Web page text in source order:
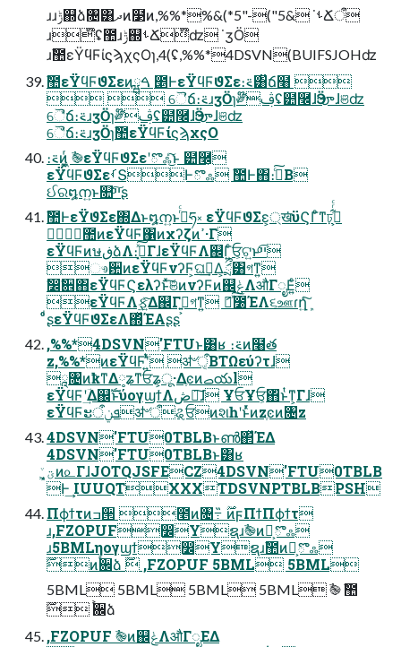
ɹɹݱ஍ձ৔͸ދͷ໳ͷ,%%*%&(*5"-("5& ˙ࢀՃऀ
ɹ໊ʢ಺ɹݱ஍ࢀՃ໊ʣ ˙ӡӦ
ɹࣾ಺εΫϥϜίϛϡχςΟɿ,4(ʢ,%%*4DSVN(BUIFSJOHʣ
ࣾ಺εΫϥϜϑΣεͷྺ࢙ ࠓ೥ͰεΫϥϜϑΣε։࠵͸̏ճ໨ 
  ୈ̍ճ։࠵ɹӡӦɿ༗ࢤ໊ʢ๺࿬ɺӬౡɺଞʣ
ୈ̎ճ։࠵ɹӡӦɿ༗ࢤ໊ʢ๺࿬ɺӬౡɺଞʣ
ୈ̏ճ։࠵ɹӡӦɿࣾ಺εΫϥϜίϛϡχςΟ
։࠵ͷ͖͔͚ͬ ࣾ֎εΫϥϜϑΣεʹొஃͨ͜͠ͱ ๺࿬͕
εΫϥϜϑΣεࡾՏͰొஃ ࣾ಺Ͱ΋։࠵ͨ͠Β
ઈର໘ന͍ͱ௚ײͨ͠ʂ
ࣾ಺ͰεΫϑΣε΍Δͱ໘ന͍ͱࢥͬͨཧ༝ εΫϥϜϑΣε্͕ख͘ϋϚΓͦ͏ͳঢ়گ͕͋ͬͨ
ࣾ಺ͷεΫϥϜ΁ͷχʔζͷߴ·Γ
εΫϥϜͷษڧձΛ։࠵͓ͯ͠ΓɺεΫϥϜΛ஌Γ͍ͨਓ͕ଟ͍ͱײͨ͡
ෳ਺ͷεΫϥϜνʔϜ͕ଘࡏ͢Δ͕ަྲྀ͸গͳ͍
ࣗ෼ࣗ਎΋εΫϥϜϚελʔͱͯ͠ଞͷνʔϜͷ஌ݟΛऔΓೖΕ͍ͨ
εΫϥϜΛ࣮ફ͍ͯ͠Δ஌Γ߹͍͕গͳ͍ ަྲྀͯ͠೰ΈΛ૬ஊɾղܾ͍ͨ͠
ͦ͏ͩʂεΫϥϜϑΣεΛ΍ͬͯΈΑ͏ʂʂ
,%%*4DSVN'FTUͱ͸ʁ ։࠵ͷ໨త
z,%%*ͷεΫϥϜʹ͍ͭͯ ॳ৺ऀ͔ΒΤΩεύʔτɺ
ཱ৔ͷҟͳΔ༷ʑͳਓʑ͕ू·Δֶͼͷࡇయl
εΫϥϜʹؔ͢Δ஌ࣝͱύογϣϯΛڞ༗͠ɺ ҰਓҰਓ͕΋ͬͱͭͳ͕Γɺ
εΫϥϜະܦݧऀॳ৺ऀୡਓͷશһʹͱͬͯͷzֶͼͷ৔z
4DSVN'FTU0TBLBͱൺ΂ͯΈΔ
4DSVN'FTU0TBLBͱ͸ʁ
Ͱ͢ IUUQTXXXTDSVNPTBLBPSH
Πϕϯτͷߏ੒ ೥ͷ৔߹ ̏࣌ؒͷϝΠϯΠϕϯτ
ɹ,FZOPUF෼Yຊɹࣾ֎ͷํ͕ొஃ
ɹ5BMLηογϣϯ෼Yຊɹࣾ಺ͷํ͕ొஃ
࣌ؒͷ࠙਌ձ ࣌ؒ ,FZOPUF 5BML 5BML
5BML 5BML 5BML 5BML ࣾ֎ ࣾ಺
࣌ؒ ࠙਌ձ
,FZOPUF ࣾ֎ͷ஌ݟΛऔΓೖΕΔ